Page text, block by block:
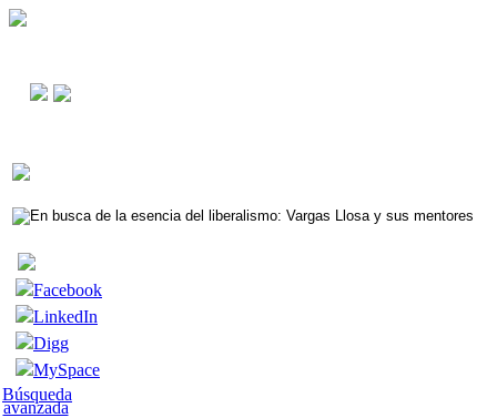
Facebook
LinkedIn
Digg
MySpace
Búsqueda
avanzada